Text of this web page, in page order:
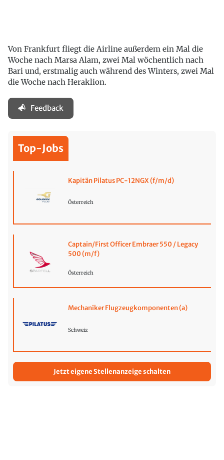
Von Frankfurt fliegt die Airline außerdem ein Mal die
Woche nach Marsa Alam, zwei Mal wöchentlich nach
Bari und, erstmalig auch während des Winters, zwei Mal
die Woche nach Heraklion.
Feedback
Top-Jobs
Kapitän Pilatus PC-12NGX (f/m/d)
Österreich
Captain/First Officer Embraer 550 / Legacy
500 (m/f)
Österreich
Mechaniker Flugzeugkomponenten (a)
Schweiz
Jetzt eigene Stellenanzeige schalten